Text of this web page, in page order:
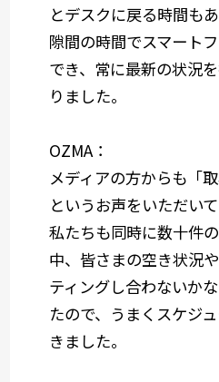
とデスクに戻る時間も
隙間の時間でスマート
でき、常に最新の状況
りました。
OZMA：
メディアの方からも「
というお声をいただい
私たちも同時に数十件
中、皆さまの空き状況
ティングし合わないか
たので、うまくスケジ
きました。